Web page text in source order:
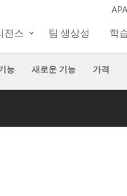
스 팀 생상성 학
능 새로운 기능 가격